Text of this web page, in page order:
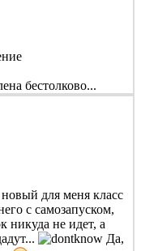
бестолково...
для меня класс
с самозапуском,
никуда не идет, а
Да,